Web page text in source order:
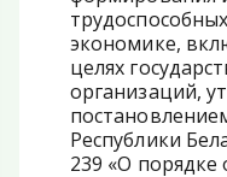
экономике,
целях
организаций,
Республики
239 «О порядке